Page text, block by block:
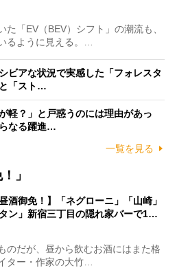
「EV（BEV）シフト」の潮流も、
るように見える。…
ビアな状況で実感した「フォレスタ
「スト…
軽？」と戸惑うのには理由があっ
なる躍進…
一覧を見る
」
酒御免！】「ネグローニ」「山崎」
タン」新宿三丁目の隠れ家バーで1…
だが、昼から飲むお酒にはまた格
ー・作家の大竹…